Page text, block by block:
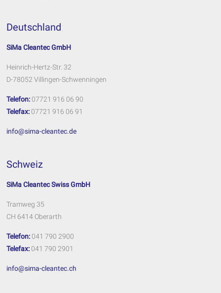
Deutschland
SiMa Cleantec GmbH
Heinrich-Hertz-Str. 32
D-78052 Villingen-Schwenningen
Telefon: 07721 916 06 90
Telefax: 07721 916 06 91
info@sima-cleantec.de
Schweiz
SiMa Cleantec Swiss GmbH
Tramweg 35
CH 6414 Oberarth
Telefon: 041 790 2900
Telefax: 041 790 2901
info@sima-cleantec.ch